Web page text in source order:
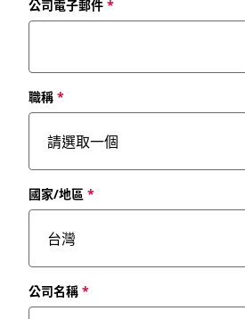
公司電子郵件*
職稱*
國家/地區 *
公司名稱*